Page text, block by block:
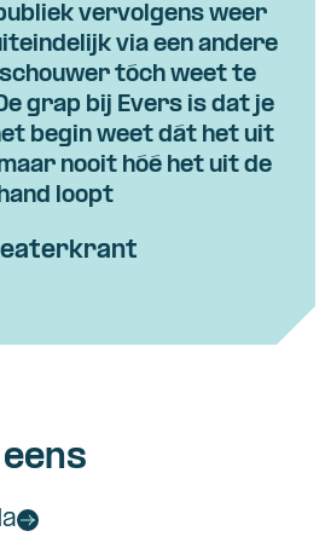
vervolgens weer
via een andere
tóch weet te
grap bij Evers is dat je
begin weet dát het uit
nooit hóé het uit de
hand loopt